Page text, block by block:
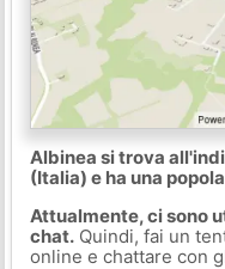
Albinea si trova
(Italia) e ha una
Attualmente, ci sono
chat.Quindi, fai un
online e chattare con